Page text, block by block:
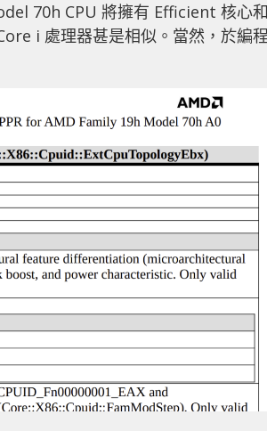
70h CPU 將擁有 Efficient 核心
i 處理器甚是相似。當然，於編